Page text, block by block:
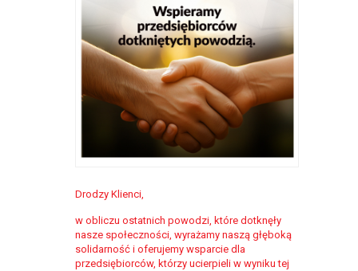
Drodzy Klienci,
w obliczu ostatnich powodzi, które dotknęły
nasze społeczności, wyrażamy naszą głęboką
solidarność i oferujemy wsparcie dla
przedsiębiorców, którzy ucierpieli w wyniku tej